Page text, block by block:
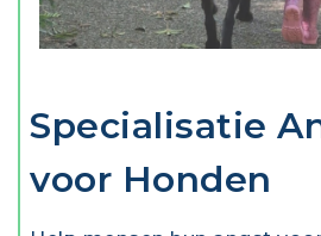
Specialisatie
voor Honden